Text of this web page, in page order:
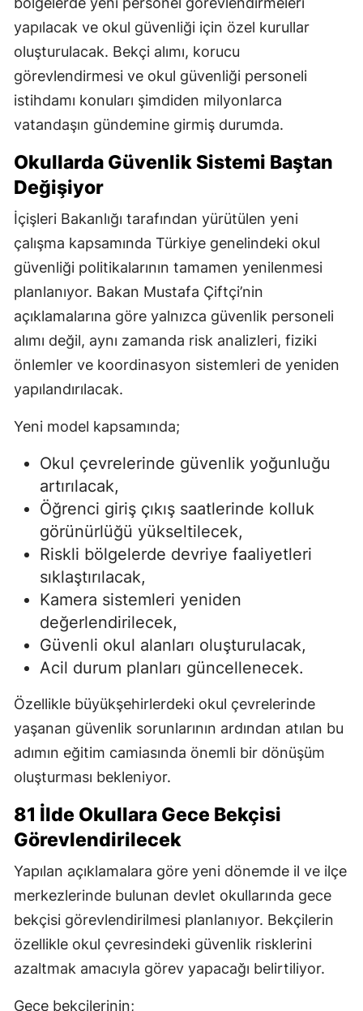
yapılacak ve okul güvenliği için özel kurullar
oluşturulacak. Bekçi alımı, korucu
görevlendirmesi ve okul güvenliği personeli
istihdamı konuları şimdiden milyonlarca
vatandaşın gündemine girmiş durumda.
Okullarda Güvenlik Sistemi Baştan
Değişiyor
İçişleri Bakanlığı tarafından yürütülen yeni
çalışma kapsamında Türkiye genelindeki okul
güvenliği politikalarının tamamen yenilenmesi
planlanıyor. Bakan Mustafa Çiftçi’nin
açıklamalarına göre yalnızca güvenlik personeli
alımı değil, aynı zamanda risk analizleri, fiziki
önlemler ve koordinasyon sistemleri de yeniden
yapılandırılacak.
Yeni model kapsamında;
Okul çevrelerinde güvenlik yoğunluğu
artırılacak,
Öğrenci giriş çıkış saatlerinde kolluk
görünürlüğü yükseltilecek,
Riskli bölgelerde devriye faaliyetleri
sıklaştırılacak,
Kamera sistemleri yeniden
değerlendirilecek,
Güvenli okul alanları oluşturulacak,
Acil durum planları güncellenecek.
Özellikle büyükşehirlerdeki okul çevrelerinde
yaşanan güvenlik sorunlarının ardından atılan bu
adımın eğitim camiasında önemli bir dönüşüm
oluşturması bekleniyor.
81 İlde Okullara Gece Bekçisi
Görevlendirilecek
Yapılan açıklamalara göre yeni dönemde il ve ilçe
merkezlerinde bulunan devlet okullarında gece
bekçisi görevlendirilmesi planlanıyor. Bekçilerin
özellikle okul çevresindeki güvenlik risklerini
azaltmak amacıyla görev yapacağı belirtiliyor.
Gece bekçilerinin;